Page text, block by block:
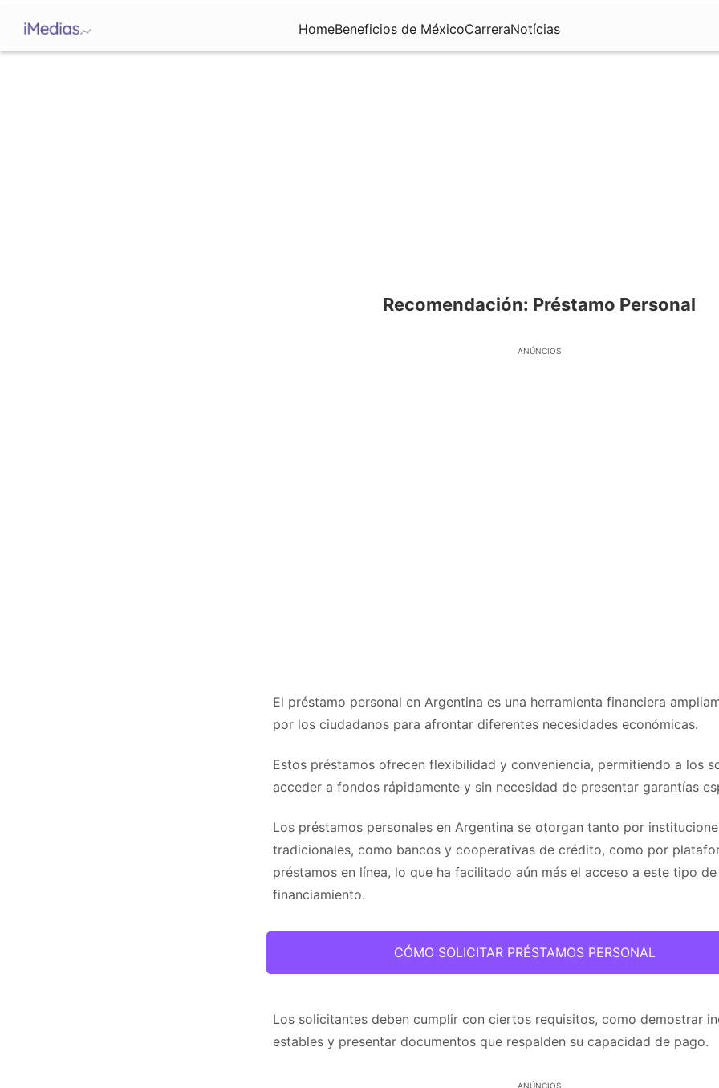
HomeBeneficios de MéxicoCarreraNotícias
Recomendación: Préstamo Personal
ANÚNCIOS
El préstamo personal en Argentina es una herramienta financiera
por los ciudadanos para afrontar diferentes necesidades económicas.
Estos préstamos ofrecen flexibilidad y conveniencia, permitiendo a los
acceder a fondos rápidamente y sin necesidad de presentar garantías
Los préstamos personales en Argentina se otorgan tanto por
tradicionales, como bancos y cooperativas de crédito, como por
préstamos en línea, lo que ha facilitado aún más el acceso a este tipo de
financiamiento.
CÓMO SOLICITAR PRÉSTAMOS PERSONAL
Los solicitantes deben cumplir con ciertos requisitos, como demostrar
estables y presentar documentos que respalden su capacidad de pago.
ANÚNCIOS